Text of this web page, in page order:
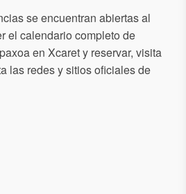
se encuentran abiertas al
el calendario completo de
en Xcaret y reservar, visita
las redes y sitios oficiales de